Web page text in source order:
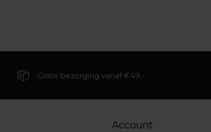
Gratis bezorging vanaf €49,-
Account